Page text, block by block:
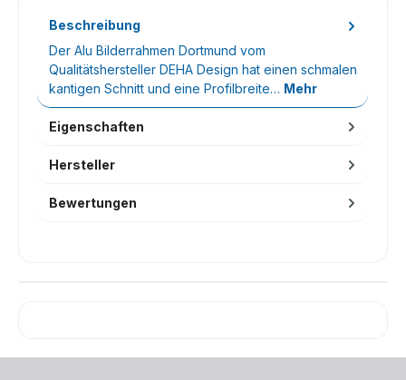
Beschreibung
Der Alu Bilderrahmen Dortmund vom
Qualitätshersteller DEHA Design hat einen schmalen
kantigen Schnitt und eine Profilbreite… Mehr
Eigenschaften
Hersteller
Bewertungen